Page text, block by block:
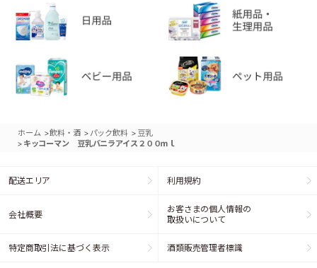
ホーム >飲料・酒 > パック飲料 > 豆乳
> キッコーマン 豆乳バニラアイス２００ｍｌ
配送エリア 利用規約
会社概要
お客さまの個人情報の
取扱いについて
特定商取引法に基づく表示 酒類販売管理者標識